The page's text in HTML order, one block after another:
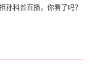
孙科普直播，你看了吗？